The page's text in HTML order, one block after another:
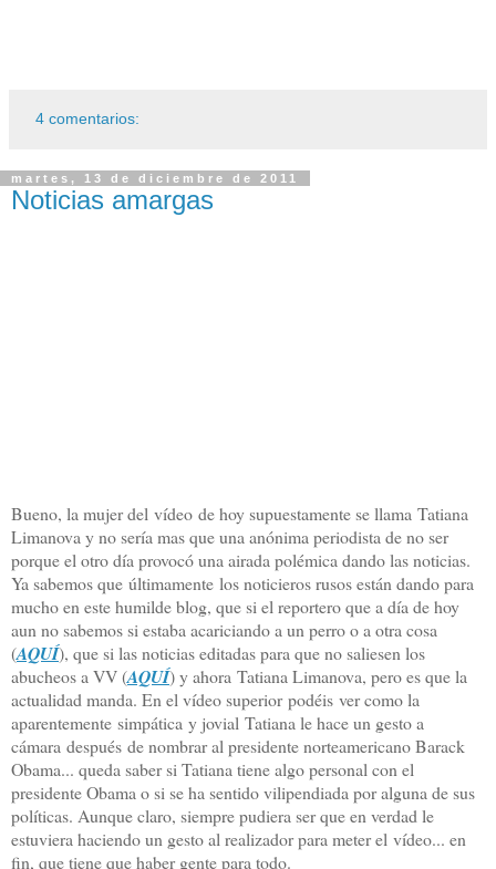
4 comentarios:
martes, 13 de diciembre de 2011
Noticias amargas
Bueno, la mujer del vídeo de hoy supuestamente se llama Tatiana
Limanova y no sería mas que una anónima periodista de no ser
porque el otro día provocó una airada polémica dando las noticias.
Ya sabemos que últimamente los noticieros rusos están dando para
mucho en este humilde blog, que si el reportero que a día de hoy
aun no sabemos si estaba acariciando a un perro o a otra cosa
(AQUÍ), que si las noticias editadas para que no saliesen los
abucheos a VV (AQUÍ) y ahora Tatiana Limanova, pero es que la
actualidad manda. En el vídeo superior podéis ver como la
aparentemente simpática y jovial Tatiana le hace un gesto a
cámara después de nombrar al presidente norteamericano Barack
Obama... queda saber si Tatiana tiene algo personal con el
presidente Obama o si se ha sentido vilipendiada por alguna de sus
políticas. Aunque claro, siempre pudiera ser que en verdad le
estuviera haciendo un gesto al realizador para meter el vídeo... en
fin, que tiene que haber gente para todo.